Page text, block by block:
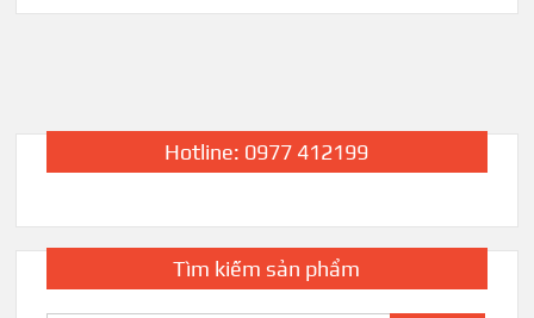
Hotline: 0977 412199
Tìm kiếm sản phẩm